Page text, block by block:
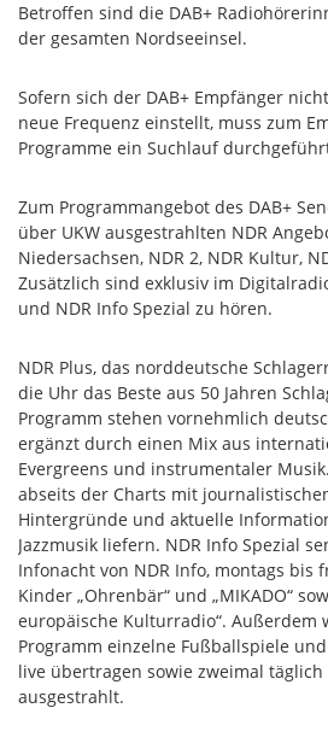
Betroffen sind die DAB+
der gesamten Nordseeinsel.
Sofern sich der DAB+ Empfänger
neue Frequenz einstellt, muss zum
Programme ein Suchlauf
Zum Programmangebot des DAB+
über UKW ausgestrahlten NDR
Niedersachsen, NDR 2, NDR Kultur,
Zusätzlich sind exklusiv im
und NDR Info Spezial zu hören.
NDR Plus, das norddeutsche
die Uhr das Beste aus 50 Jahren
Programm stehen vornehmlich
ergänzt durch einen Mix aus
Evergreens und instrumentaler
abseits der Charts mit
Hintergründe und aktuelle
Jazzmusik liefern. NDR Info Spezial
Infonacht von NDR Info, montags bis
Kinder „Ohrenbär“ und „MIKADO“
europäische Kulturradio“. Außerdem
Programm einzelne Fußballspiele
live übertragen sowie zweimal
ausgestrahlt.